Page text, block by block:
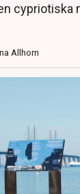
cypriotiska
Allhorn